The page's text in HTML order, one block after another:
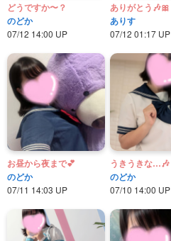
どうですか〜？
のどか
07/12 14:00 UP
ありがとう🎶🎀
ありす
07/12 01:17 UP
お昼から‪夜まで💕︎︎
のどか
07/11 14:03 UP
うきうきな…🎶
のどか
07/10 14:00 UP